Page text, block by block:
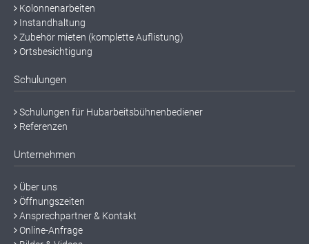
Kolonnenarbeiten
Instandhaltung
Zubehör mieten (komplette Auflistung)
Ortsbesichtigung
Schulungen
Schulungen für Hubarbeitsbühnenbediener
Referenzen
Unternehmen
Über uns
Öffnungszeiten
Ansprechpartner & Kontakt
Online-Anfrage